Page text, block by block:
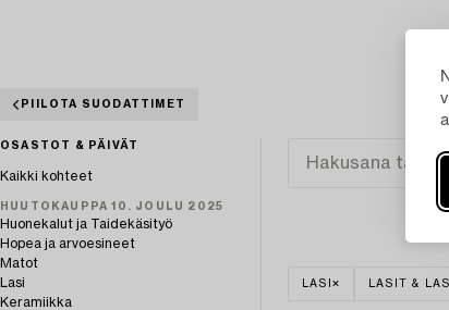
PIILOTA SUODATTIMET
OSASTOT & PÄIVÄT
Kaikki kohteet
HUUTOKAUPPA 10. JOULU 2025
Huonekalut ja Taidekäsityö
Hopea ja arvoesineet
Matot
Lasi
Keramiikka
LASI LASIT &